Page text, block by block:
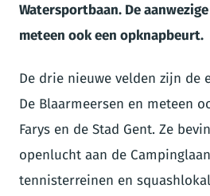
Watersportbaan. De
meteen ook een opknapbeurt.
De drie nieuwe velden zijn de
De Blaarmeersen en meteen
Farys en de Stad Gent. Ze
openlucht aan de
tennisterreinen en